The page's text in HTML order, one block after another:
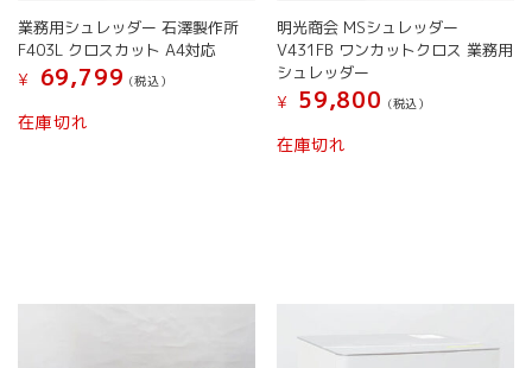
業務用シュレッダー 石澤製作所
F403L クロスカット A4対応
¥
69,799 (税込）
在庫切れ
明光商会 MSシュレッダー
V431FB ワンカットクロス 業務用
シュレッダー
¥
59,800 (税込）
在庫切れ